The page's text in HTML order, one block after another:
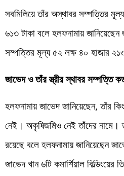
সবমিলিয়ে তাঁর অস্থাবর সম্পত্তির
৬১৩ টাকা বলে হলফনামায়
সম্পত্তির মূল্য ৫২ লক্ষ ৪০ হাজার
জাভেদ ও তাঁর স্ত্রীর স্থাবর সম্পত্তি
হলফনামায় জাভেদ জানিয়েছেন, তাঁর
নেই। অকৃষিজমিও নেই তাঁদের নামে।
রয়েছে বলে হলফনামায় জানিয়েছেন
জাভেদ খান ৬টি কমার্শিয়াল